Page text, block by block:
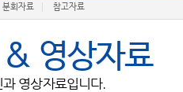
조합원가입
분회자료 참고자료
영상자료
영상자료입니다.